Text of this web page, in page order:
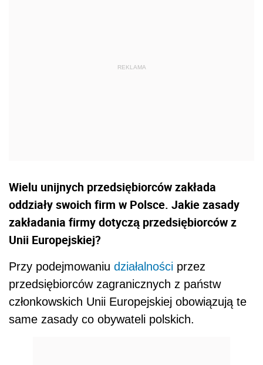
Wielu unijnych przedsiębiorców zakłada
oddziały swoich firm w Polsce. Jakie zasady
zakładania firmy dotyczą przedsiębiorców z
Unii Europejskiej?
Przy podejmowaniu działalności przez
przedsiębiorców zagranicznych z państw
członkowskich Unii Europejskiej obowiązują te
same zasady co obywateli polskich.